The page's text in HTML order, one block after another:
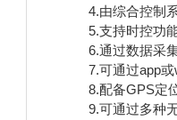
4.由综合控制系
5.支持时控功能
6.通过数据采集
7.可通过app或
8.配备GPS定位
9.可通过多种无